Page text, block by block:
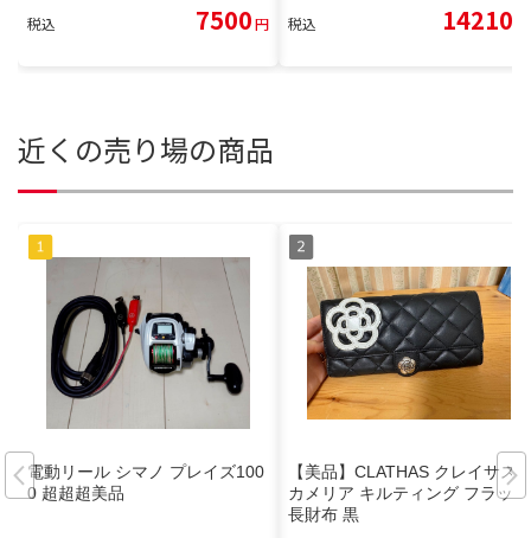
税込 7500円 税込 14210
近くの売り場の商品
電動リール シマノ プレイズ100
0 超超超美品
【美品】CLATHAS クレイサス
カメリア キルティング フラップ
長財布 黒